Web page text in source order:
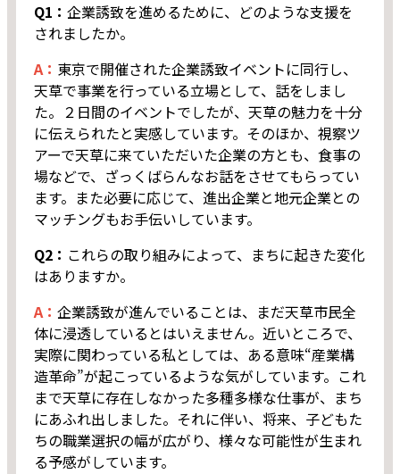
Q1： 企業誘致を進めるために、どのような支援を
されましたか。
A： 東京で開催された企業誘致イベントに同行し、
天草で事業を行っている立場として、話をしまし
た。２日間のイベントでしたが、天草の魅力を十分
に伝えられたと実感しています。そのほか、視察ツ
アーで天草に来ていただいた企業の方とも、食事の
場などで、ざっくばらんなお話をさせてもらってい
ます。また必要に応じて、進出企業と地元企業との
マッチングもお手伝いしています。
Q2： これらの取り組みによって、まちに起きた変化
はありますか。
A： 企業誘致が進んでいることは、まだ天草市民全
体に浸透しているとはいえません。近いところで、
実際に関わっている私としては、ある意味“産業構
造革命”が起こっているような気がしています。これ
まで天草に存在しなかった多種多様な仕事が、まち
にあふれ出しました。それに伴い、将来、子どもた
ちの職業選択の幅が広がり、様々な可能性が生まれ
る予感がしています。